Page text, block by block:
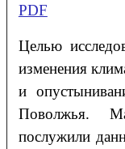
PDF
Целью
изменения
и
Поволжья.
послужили